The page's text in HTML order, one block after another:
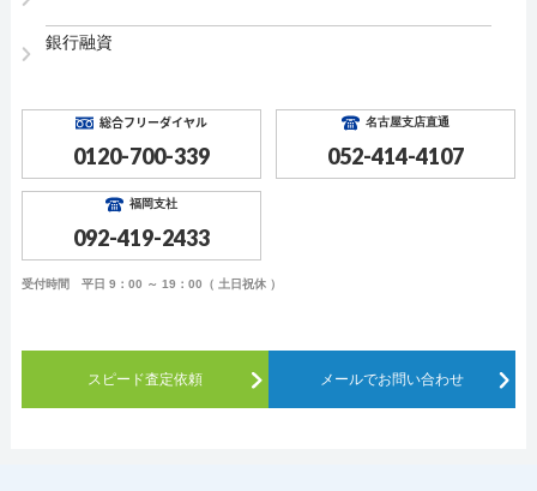
銀行融資
総合フリーダイヤル
0120-700-339
名古屋支店直通
052-414-4107
福岡支社
092-419-2433
受付時間 平日 9：00 ～ 19：00（ 土日祝休 ）
スピード査定依頼 メールでお問い合わせ